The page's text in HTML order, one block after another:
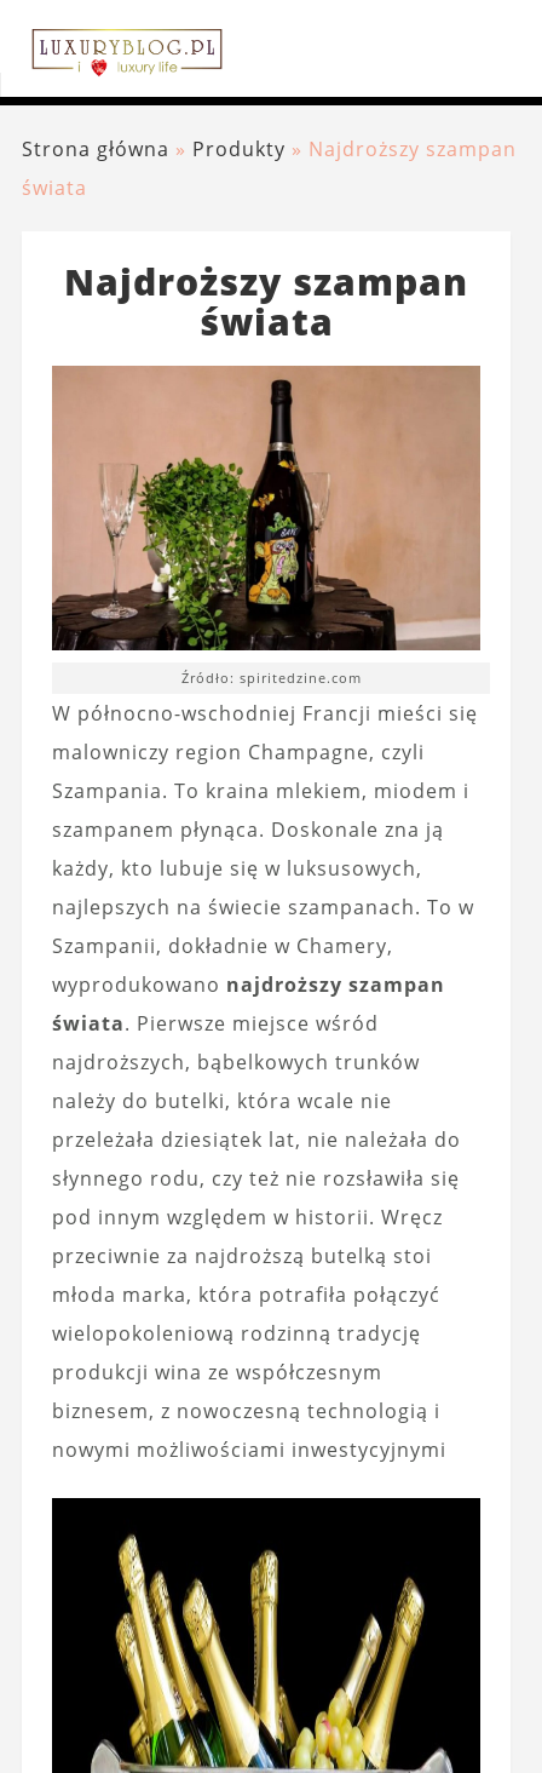
Strona główna » Produkty » Najdroższy szampan
świata
Najdroższy szampan
świata
Źródło: spiritedzine.com
W północno-wschodniej Francji mieści się
malowniczy region Champagne, czyli
Szampania. To kraina mlekiem, miodem i
szampanem płynąca. Doskonale zna ją
każdy, kto lubuje się w luksusowych,
najlepszych na świecie szampanach. To w
Szampanii, dokładnie w Chamery,
wyprodukowano najdroższy szampan
świata. Pierwsze miejsce wśród
najdroższych, bąbelkowych trunków
należy do butelki, która wcale nie
przeleżała dziesiątek lat, nie należała do
słynnego rodu, czy też nie rozsławiła się
pod innym względem w historii. Wręcz
przeciwnie za najdroższą butelką stoi
młoda marka, która potrafiła połączyć
wielopokoleniową rodzinną tradycję
produkcji wina ze współczesnym
biznesem, z nowoczesną technologią i
nowymi możliwościami inwestycyjnymi